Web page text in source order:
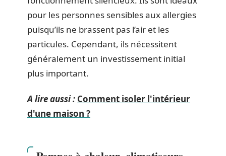
pour les personnes sensibles aux allergies
puisqu’ils ne brassent pas l’air et les
particules. Cependant, ils nécessitent
généralement un investissement initial
plus important.
A lire aussi : Comment isoler l'intérieur
d'une maison ?